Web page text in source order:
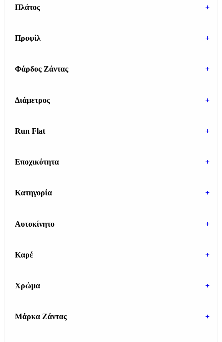
Πλάτος +
Προφίλ +
Φάρδος Ζάντας +
Διάμετρος +
Run Flat +
Εποχικότητα +
Κατηγορία +
Αυτοκίνητο +
Καρέ +
Χρώμα +
Μάρκα Ζάντας +